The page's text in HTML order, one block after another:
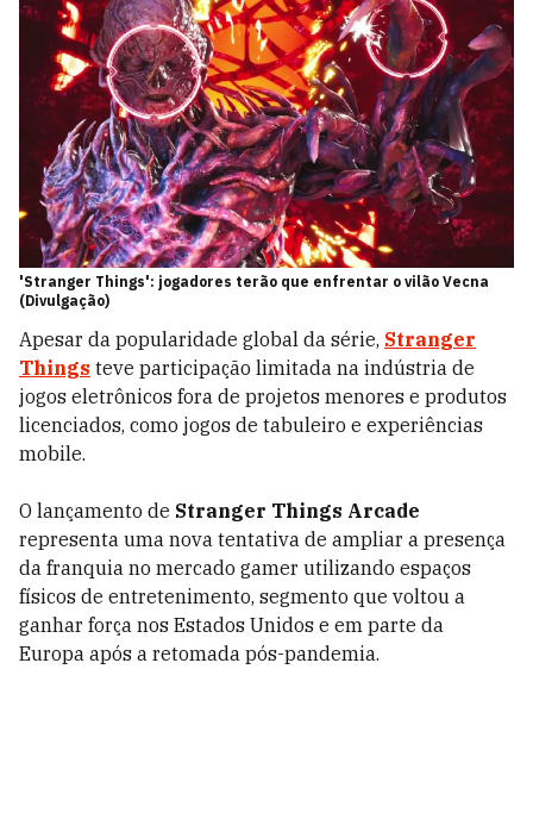
'Stranger Things': jogadores terão que enfrentar o vilão Vecna
(Divulgação)
Apesar da popularidade global da série, Stranger
Things teve participação limitada na indústria de
jogos eletrônicos fora de projetos menores e produtos
licenciados, como jogos de tabuleiro e experiências
mobile.
O lançamento de Stranger Things Arcade
representa uma nova tentativa de ampliar a presença
da franquia no mercado gamer utilizando espaços
físicos de entretenimento, segmento que voltou a
ganhar força nos Estados Unidos e em parte da
Europa após a retomada pós-pandemia.